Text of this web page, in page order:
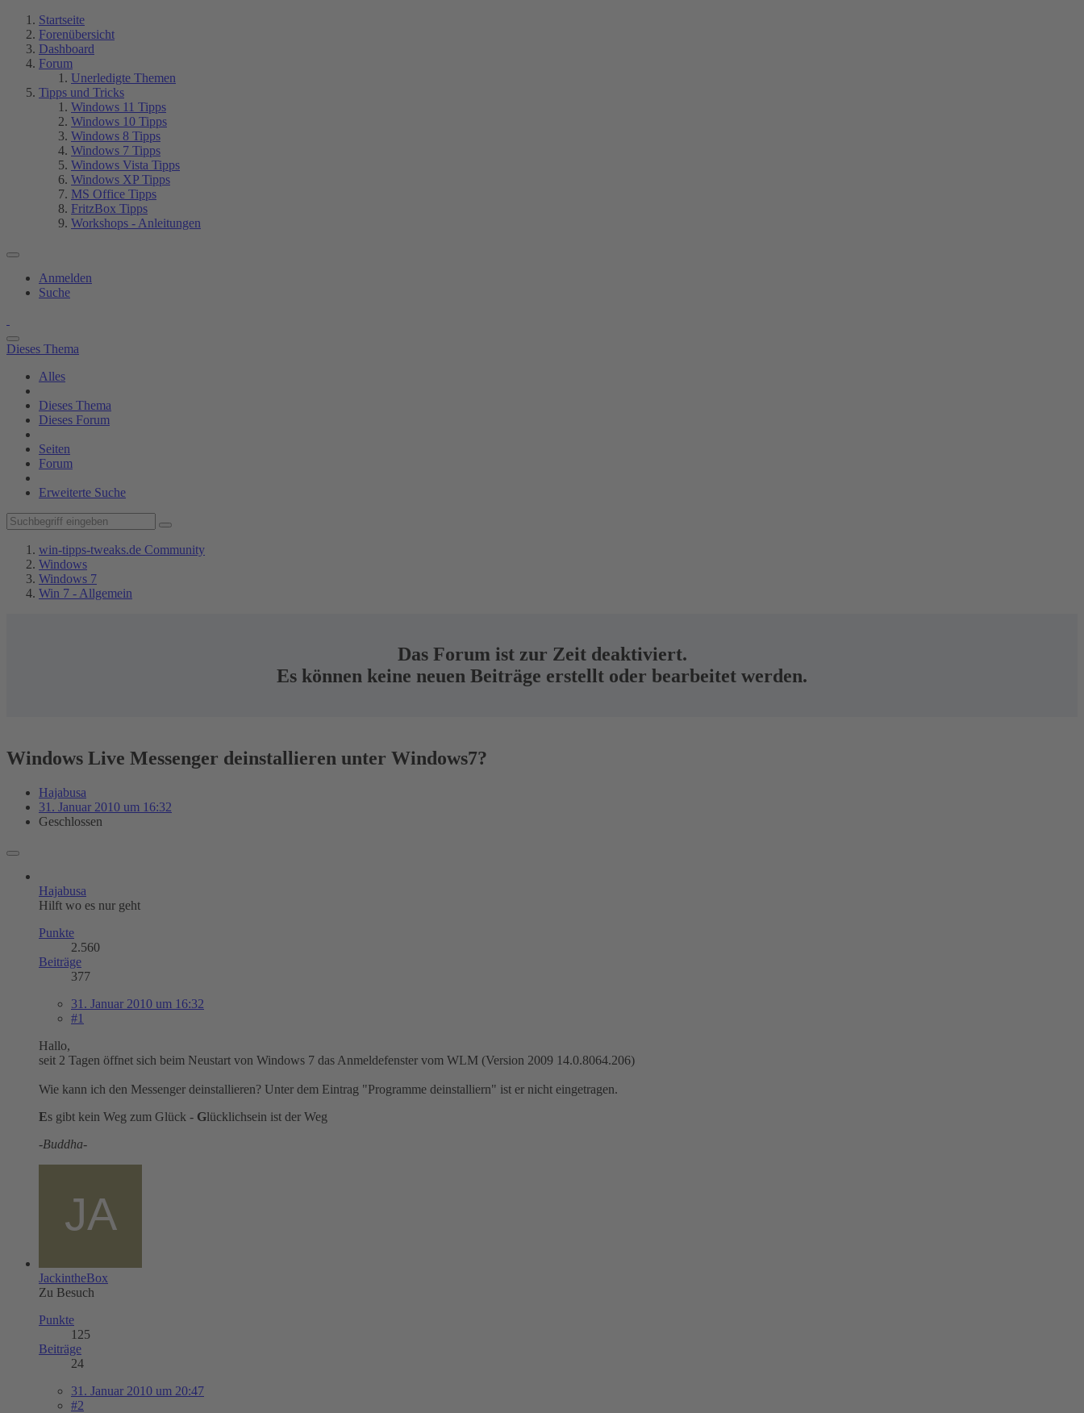
Startseite
Forenübersicht
Dashboard
Forum
Unerledigte Themen
Tipps und Tricks
Windows 11 Tipps
Windows 10 Tipps
Windows 8 Tipps
Windows 7 Tipps
Windows Vista Tipps
Windows XP Tipps
MS Office Tipps
FritzBox Tipps
Workshops - Anleitungen
Anmelden
Suche
Dieses Thema
Alles
Dieses Thema
Dieses Forum
Seiten
Forum
Erweiterte Suche
win-tipps-tweaks.de Community
Windows
Windows 7
Win 7 - Allgemein
Das Forum ist zur Zeit deaktiviert.
Es können keine neuen Beiträge erstellt oder bearbeitet werden.
Windows Live Messenger deinstallieren unter Windows7?
Hajabusa
31. Januar 2010 um 16:32
Geschlossen
Hajabusa
Hilft wo es nur geht
Punkte
2.560
Beiträge
377
31. Januar 2010 um 16:32
#1
Hallo,
seit 2 Tagen öffnet sich beim Neustart von Windows 7 das Anmeldefenster vom WLM (Version 2009 14.0.8064.206)
Wie kann ich den Messenger deinstallieren? Unter dem Eintrag "Programme deinstalliern" ist er nicht eingetragen.
Es gibt kein Weg zum Glück - Glücklichsein ist der Weg
-Buddha-
JackintheBox
Zu Besuch
Punkte
125
Beiträge
24
31. Januar 2010 um 20:47
#2